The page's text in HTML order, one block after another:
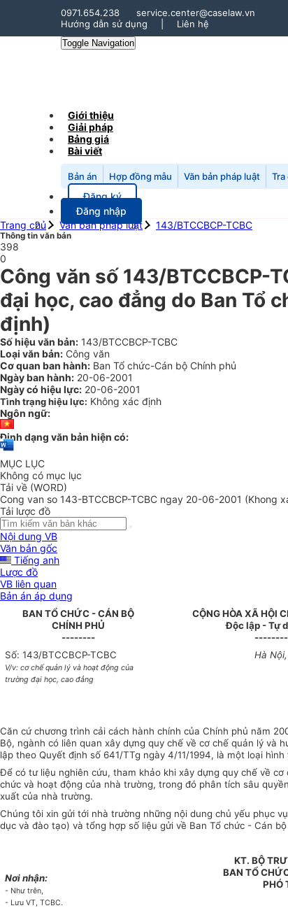
0971.654.238
service.center@caselaw.vn
Hướng dẫn sử dụng
Liên hệ
Toggle Navigation
Giới thiệu
Giải pháp
Bảng giá
Bài viết
Bản án Hợp đồng mẫu Văn bản pháp luật Tra
Đăng ký
Đăng nhập
Trang chủ
Văn bản pháp luật 143/BTCCBCP-TCBC
Thông tin văn bản
398
0
Công văn số 143/BTCCBCP-
đại học, cao đẳng do Ban Tổ
định)
Số hiệu văn bản: 143/BTCCBCP-TCBC
Loại văn bản: Công văn
Cơ quan ban hành: Ban Tổ chức-Cán bộ Chính phủ
Ngày ban hành: 20-06-2001
Ngày có hiệu lực: 20-06-2001
Tình trạng hiệu lực: Không xác định
Ngôn ngữ:
Định dạng văn bản hiện có:
MỤC LỤC
Không có mục lục
Tải về (WORD)
Cong van so 143-BTCCBCP-TCBC ngay 20-06-2001 (Khong
Tải lược đồ
Nội dung VB
Văn bản gốc
Tiếng anh
Lược đồ
VB liên quan
Bản án áp dụng
BAN TỔ CHỨC - CÁN BỘ
CHÍNH PHỦ
--------
CỘNG HÒA XÃ HỘI
Độc lập - Tự
Số: 143/BTCCBCP-TCBC
V/v: cơ chế quản lý và hoạt động của
trường đại học, cao đẳng
Hà
Căn cứ chương trình cải cách hành chính của Chính phủ năm
Bộ, ngành có liên quan xây dựng quy chế về cơ chế quản lý và
lập theo Quyết định số 641/TTg ngày 4/11/1994, là một loại
Để có tư liệu nghiên cứu, tham khảo khi xây dựng quy chế về
chức và hoạt động của nhà trường, trong đó phân tích sâu
xuất của nhà trường.
Chúng tôi xin gửi tới nhà trường những nội dung chủ yếu phục
dục và đào tạo) và tổng hợp số liệu gửi về Ban Tổ chức - Cán
Nơi nhận:
- Như trên,
- Lưu VT, TCBC.
KT. BỘ
BAN TỔ
PHÓ